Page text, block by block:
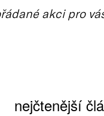
akci pro
nejčtenější